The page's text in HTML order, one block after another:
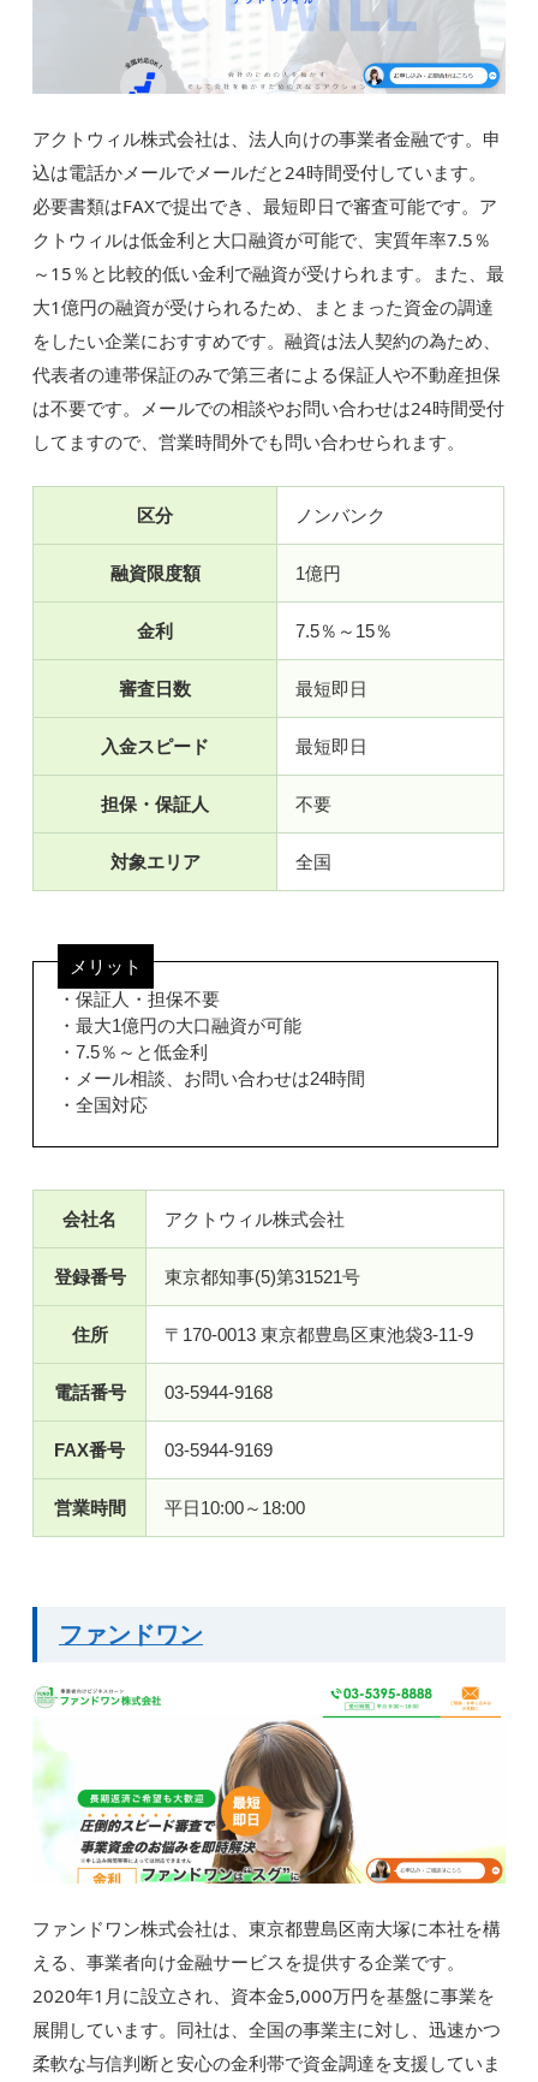
アクトウィル株式会社は、法人向けの事業者金融です。申
込は電話かメールでメールだと24時間受付しています。
必要書類はFAXで提出でき、最短即日で審査可能です。ア
クトウィルは低金利と大口融資が可能で、実質年率7.5％
～15％と比較的低い金利で融資が受けられます。また、最
大1億円の融資が受けられるため、まとまった資金の調達
をしたい企業におすすめです。融資は法人契約の為ため、
代表者の連帯保証のみで第三者による保証人や不動産担保
は不要です。メールでの相談やお問い合わせは24時間受付
してますので、営業時間外でも問い合わせられます。
区分 ノンバンク
融資限度額 1億円
金利 7.5％～15％
審査日数 最短即日
入金スピード 最短即日
担保・保証人 不要
対象エリア 全国
メリット
・保証人・担保不要
・最大1億円の大口融資が可能
・7.5％～と低金利
・メール相談、お問い合わせは24時間
・全国対応
会社名 アクトウィル株式会社
登録番号 東京都知事(5)第31521号
住所 〒170-0013 東京都豊島区東池袋3-11-9
電話番号 03-5944-9168
FAX番号 03-5944-9169
営業時間 平日10:00～18:00
ファンドワン
ファンドワン株式会社は、東京都豊島区南大塚に本社を構
える、事業者向け金融サービスを提供する企業です。
2020年1月に設立され、資本金5,000万円を基盤に事業を
展開しています。同社は、全国の事業主に対し、迅速かつ
柔軟な与信判断と安心の金利帯で資金調達を支援していま